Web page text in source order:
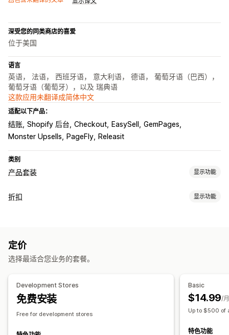
深受您的同类商店的喜爱
位于美国
语言
英语， 法语， 西班牙语， 意大利语， 德语， 葡萄牙语（巴西），
葡萄牙语（葡萄牙），以及 瑞典语
这款应用未翻译成简体中文
适配以下产品：
结账 Shopify 后台 Checkout EasySell
GemPages
Monster Upsells
PageFly Releasit
类别
产品套装 显示功能
套装类型
您可以设置的定价
固定定价 分层定价 数量折扣
折扣 显示功能
固定折扣
奖励 产品捆绑 增销折扣
编辑器工具 模板
分析
A/B 测试
定价
选择最适合您业务的套餐。
Development Stores
免费安装
Free for development stores
Basic
$14.99/
Up to $500 of
特色功能